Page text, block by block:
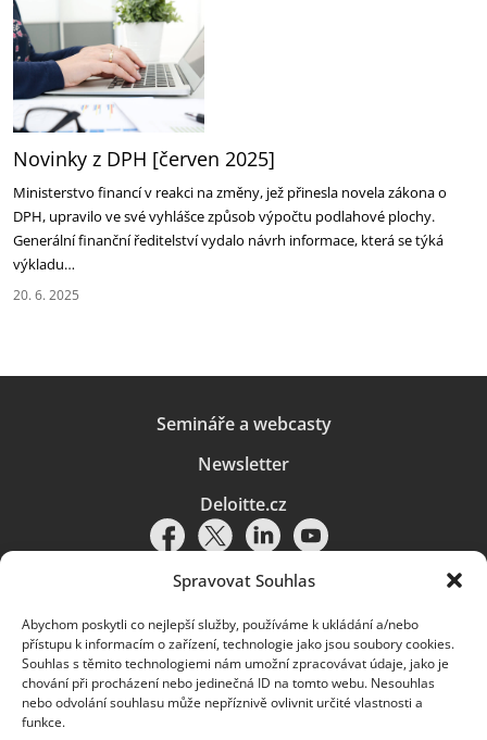
Spravovat Souhlas
Abychom poskytli co nejlepší služby, používáme k ukládání a/nebo
přístupu k informacím o zařízení, technologie jako jsou soubory cookies.
Souhlas s těmito technologiemi nám umožní zpracovávat údaje, jako je
chování při procházení nebo jedinečná ID na tomto webu. Nesouhlas
nebo odvolání souhlasu může nepříznivě ovlivnit určité vlastnosti a
funkce.
Novinky z DPH [červen 2025]‎
Ministerstvo financí v reakci na změny, jež přinesla novela zákona o
DPH, upravilo ve své vyhlášce ‎způsob výpočtu podlahové plochy.
Generální finanční ředitelství vydalo návrh informace, která se týká
‎výkladu…
20. 6. 2025
Semináře a webcasty
Newsletter
Deloitte.cz
Pravidla používání|Ochrana osobních údajů|Soubory cookies |
Deloitte.cz
© 2026. Více informací najdete vPravidlech používání.
Deloitte označuje jednu či více společností globální sítě členských